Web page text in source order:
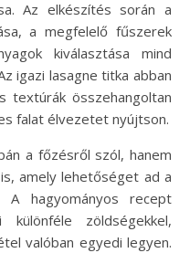
Az elkészítés során a
a megfelelő fűszerek
kiválasztása mind
igazi lasagne titka abban
textúrák összehangoltan
falat élvezetet nyújtson.
a főzésről szól, hanem
amely lehetőséget ad a
A hagyományos recept
zöldségekkel,
valóban egyedi legyen.